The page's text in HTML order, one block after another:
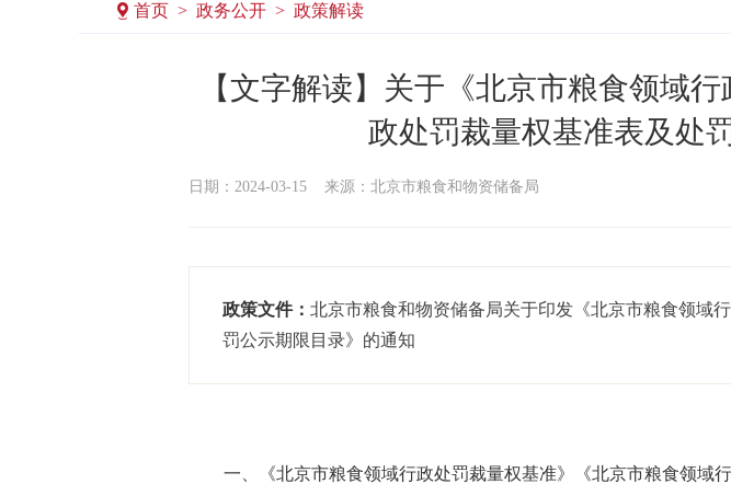
首页 > 政务公开 > 政策解读
【文字解读】关于《北京市粮食领域
政处罚裁量权基准表及处
日期：2024-03-15 来源：北京市粮食和物资储备局
政策文件： 北京市粮食和物资储备局关于印发《北京市粮食领域
罚公示期限目录》的通知
一、《北京市粮食领域行政处罚裁量权基准》《北京市粮食领域